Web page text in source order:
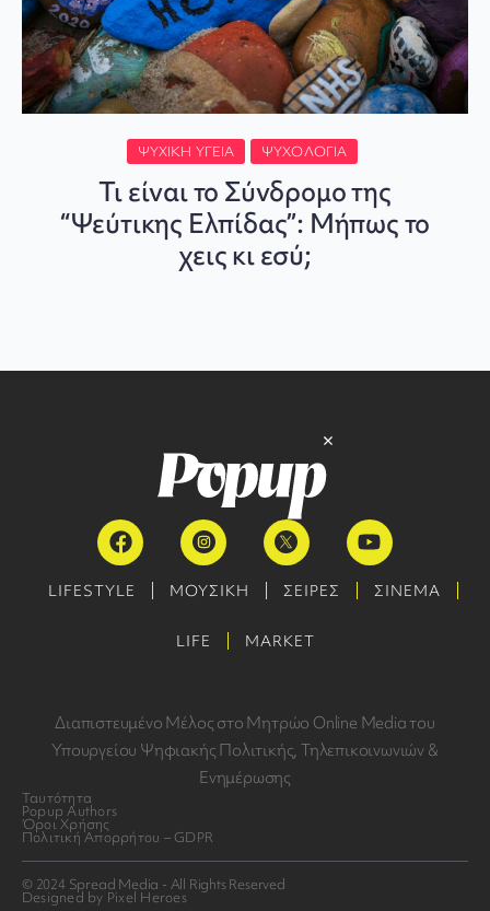
ΨΥΧΙΚΉ ΥΓΕΊΑ ΨΥΧΟΛΟΓΊΑ
Τι είναι το Σύνδρομο της
“Ψεύτικης Ελπίδας”: Μήπως το
χεις κι εσύ;
LIFESTYLE ΜΟΥΣΙΚΗ ΣΕΙΡΕΣ ΣΙΝΕΜΑ
LIFE MARKET
Διαπιστευμένο Μέλος στο Μητρώο Online Media του
Υπουργείου Ψηφιακής Πολιτικής, Τηλεπικοινωνιών &
Ενημέρωσης
Ταυτότητα
Popup Authors
Όροι Χρήσης
Πολιτική Απορρήτου – GDPR
© 2024 Spread Media - All Rights Reserved
Designed by Pixel Heroes